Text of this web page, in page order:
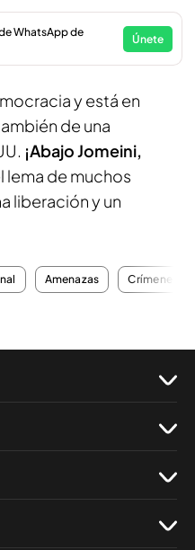
WhatsApp de
Únete
y está en
de una
¡Abajo Jomeini,
lema de muchos
liberación y un
Amenazas Crímenes